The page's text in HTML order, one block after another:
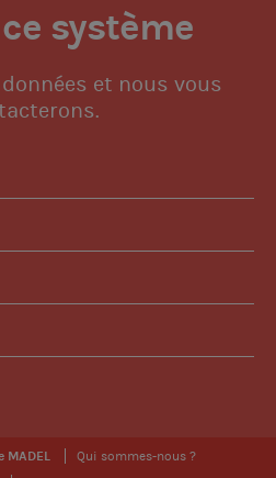
système
et nous vous
MADEL Qui sommes-nous ?